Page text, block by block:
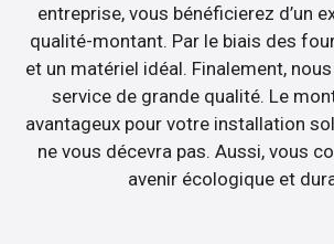
entreprise, vous bénéficierez d’un
qualité-montant. Par le biais des
et un matériel idéal. Finalement,
service de grande qualité. Le
avantageux pour votre installation
ne vous décevra pas. Aussi, vous
avenir écologique et